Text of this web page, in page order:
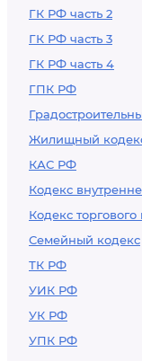
ГК РФ часть 2
ГК РФ часть 3
ГК РФ часть 4
ГПК РФ
Жилищный
КАС РФ
Кодекс
Кодекс
Семейный кодекс
ТК РФ
УИК РФ
УК РФ
УПК РФ